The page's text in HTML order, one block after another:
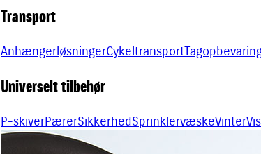
Transport
AnhængerløsningerCykeltransport
Universelt tilbehør
P-skiverPærerSikkerhedSprinklervæskeVinter